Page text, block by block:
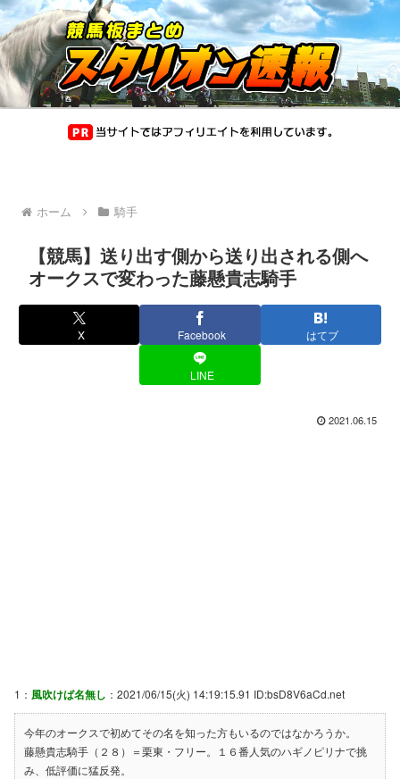
ホーム 騎手
【競馬】送り出す側から送り出される側へ
オークスで変わった藤懸貴志騎手
X Facebook はてブ
LINE
2021.06.15
1： 風吹けば名無し ：2021/06/15(火) 14:19:15.91 ID:bsD8V6aCd.net
今年のオークスで初めてその名を知った方もいるのではなかろうか。
藤懸貴志騎手（２８）＝栗東・フリー。１６番人気のハギノピリナで挑
み、低評価に猛反発。